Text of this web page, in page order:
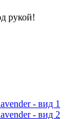
рукой!